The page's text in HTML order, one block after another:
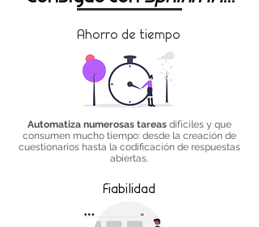
Ahorro de tiempo
Automatiza numerosas tareasdifíciles y que
consumen mucho tiempo: desde la creación de
cuestionarios hasta la codificación de respuestas
abiertas.
Fiabilidad